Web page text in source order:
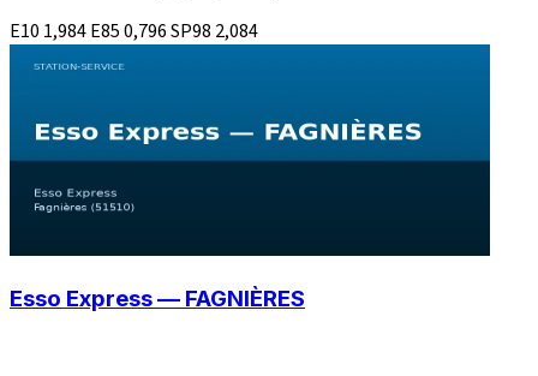
E10 1,984E850,796SP98 2,084
Esso Express — FAGNIÈRES